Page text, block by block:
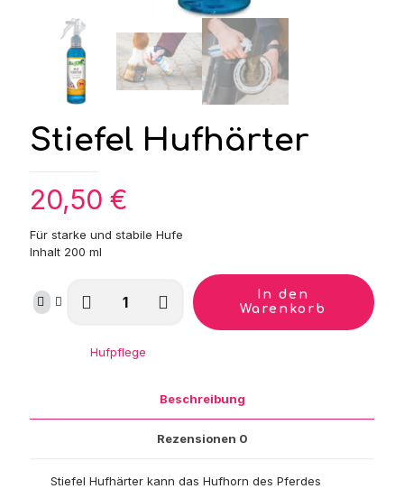
Stiefel Hufhärter
20,50 €
Für starke und stabile Hufe
Inhalt 200 ml
In den
Warenkorb
Hufpflege
Beschreibung
Rezensionen 0
Stiefel Hufhärter kann das Hufhorn des Pferdes